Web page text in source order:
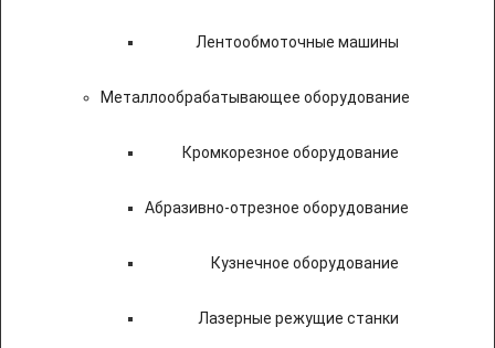
Лентообмоточные машины
Металлообрабатывающее оборудование
Кромкорезное оборудование
Абразивно-отрезное оборудование
Кузнечное оборудование
Лазерные режущие станки